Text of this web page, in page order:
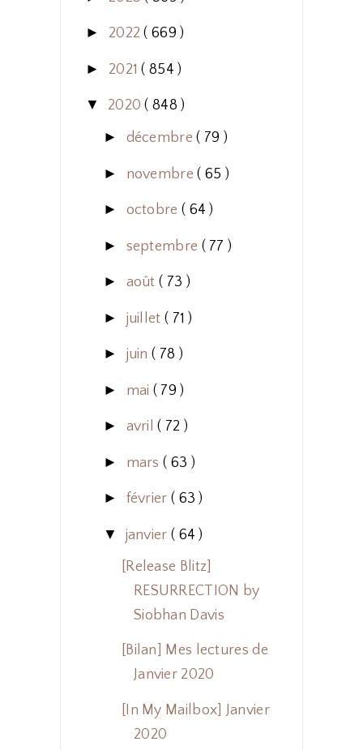
► 2022( 669 )
► 2021( 854 )
▼ 2020( 848 )
► décembre( 79 )
► novembre( 65 )
► octobre ( 64 )
► septembre ( 77 )
► août ( 73 )
► juillet ( 71 )
► juin ( 78 )
► mai ( 79 )
► avril( 72 )
► mars ( 63 )
► février ( 63 )
▼ janvier ( 64 )
[Release Blitz]
RESURRECTION by
Siobhan Davis
[Bilan] Mes lectures de
Janvier 2020
[In My Mailbox] Janvier
2020